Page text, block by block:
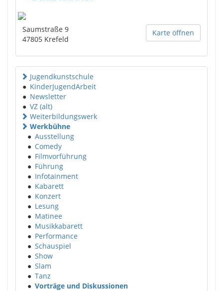
Karte öffnen
Saumstraße 9
47805 Krefeld
Jugendkunstschule
● KinderJugendArbeit
● Newsletter
● VZ (alt)
Weiterbildungswerk
Werkbühne
● Ausstellung
● Comedy
● Filmvorführung
● Führung
● Infotainment
● Kabarett
● Konzert
● Lesung
● Matinee
● Musikkabarett
● Performance
● Schauspiel
● Show
● Slam
● Tanz
● Vorträge und Diskussionen